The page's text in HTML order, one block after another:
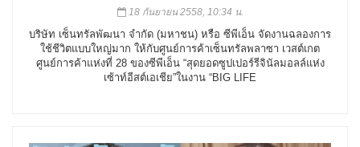
18 กันยายน 2558, 10:34 น.
บริษัท เซ็นทรัลพัฒนา จำกัด (มหาชน) หรือ ซีพีเอ็น จัดงานฉลองการ
ใช้ชีวิตแบบใหญ่มาก ให้กับศูนย์การค้าเซ็นทรัลพลาซา เวสต์เกต
ศูนย์การค้าแห่งที่ 28 ของซีพีเอ็น “สุดยอดซูปเปอร์รีจินัลมอลล์แห่ง
เซ้าท์อีสต์เอเชีย”ในงาน “BIG LIFE